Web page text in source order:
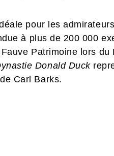
pour les
à plus de 200 000
Patrimoine lors du
Donald Duck
Carl Barks.